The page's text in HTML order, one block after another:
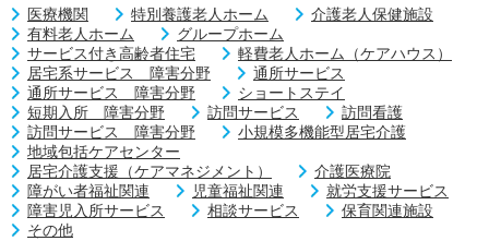
医療機関 特別養護老人ホーム
介護老人保健施設
有料老人ホーム
グループホーム
サービス付き高齢者住宅
軽費老人ホーム（ケアハウス）
居宅系サービス 障害分野
通所サービス
通所サービス 障害分野
ショートステイ
短期入所 障害分野
訪問サービス
訪問看護
訪問サービス 障害分野
小規模多機能型居宅介護
地域包括ケアセンター
居宅介護支援（ケアマネジメント）
介護医療院
障がい者福祉関連
児童福祉関連
就労支援サービス
障害児入所サービス
相談サービス
保育関連施設
その他